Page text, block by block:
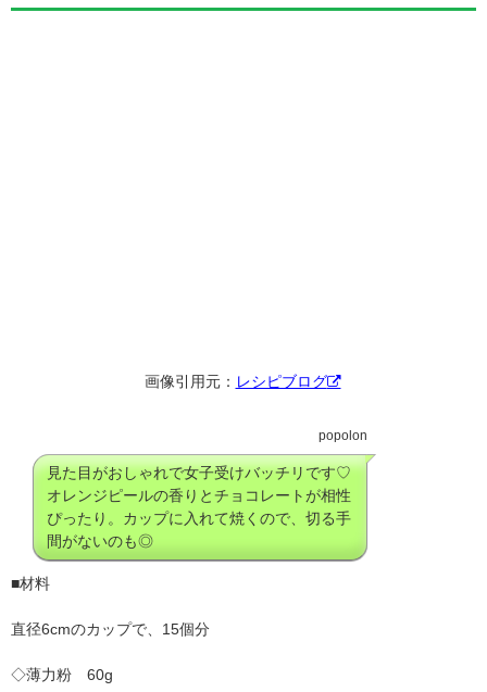
画像引用元： レシピブログ
popolon
見た目がおしゃれで女子受けバッチリです♡
オレンジピールの香りとチョコレートが相性
ぴったり。カップに入れて焼くので、切る手
間がないのも◎
■材料
直径6cmのカップで、15個分
◇薄力粉 60g